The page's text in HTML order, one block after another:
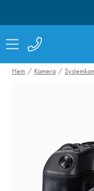
Hem Kamera